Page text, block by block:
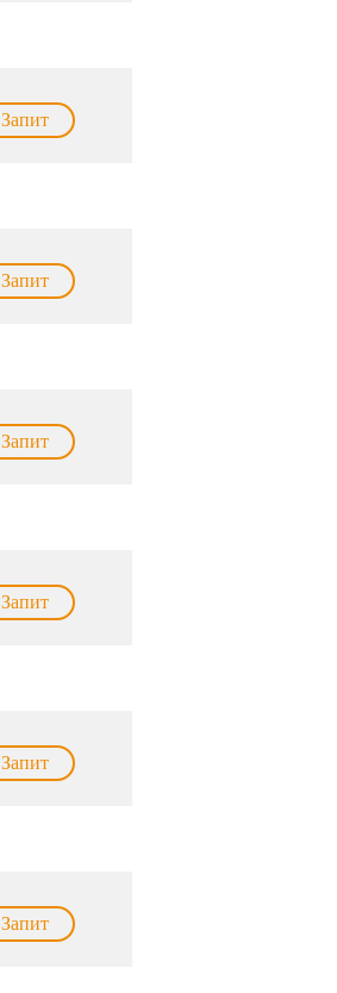
Запит
Запит
Запит
Запит
Запит
Запит